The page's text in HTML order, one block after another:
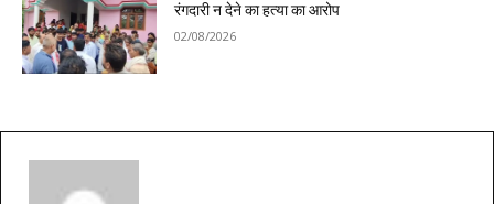
रंगदारी न देने का हत्या का आरोप
02/08/2026